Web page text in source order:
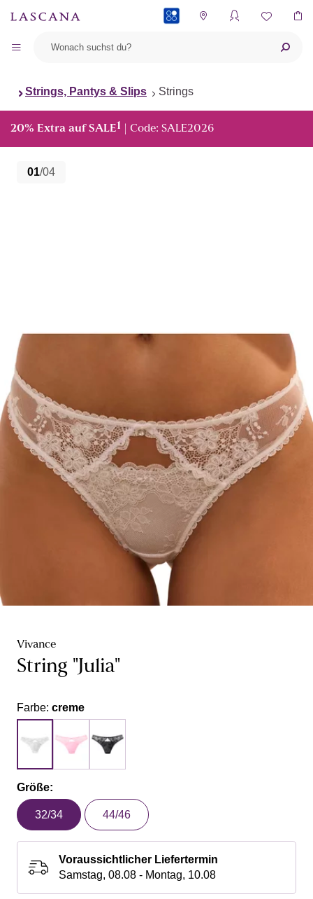
Strings, Pantys & Slips Strings
20% Extra auf SALE1 | Code: SALE2026
01/04
Vivance
String "Julia"
Farbe: creme
Größe:
32/34 44/46
Voraussichtlicher Liefertermin
Samstag, 08.08 - Montag, 10.08